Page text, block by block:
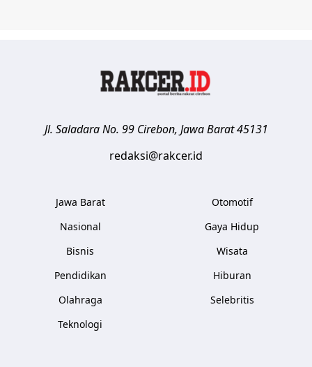
Jl. Saladara No. 99 Cirebon, Jawa Barat 45131
redaksi@rakcer.id
Jawa Barat
Nasional
Bisnis
Pendidikan
Olahraga
Teknologi
Otomotif
Gaya Hidup
Wisata
Hiburan
Selebritis